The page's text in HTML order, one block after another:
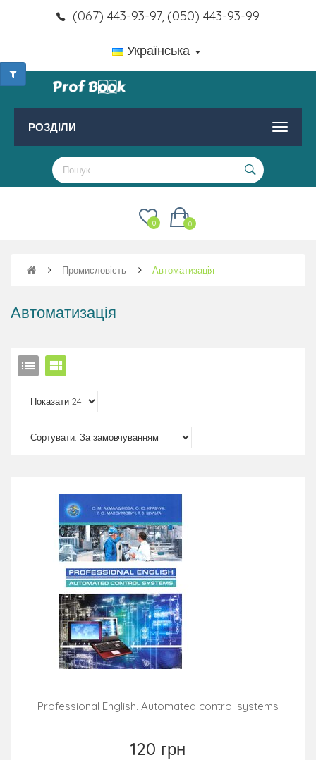
(067) 443-93-97, (050) 443-93-99
Українська
РОЗДІЛИ
0
0
Промисловість Автоматизація
Автоматизація
Professional English. Automated control systems
120 грн